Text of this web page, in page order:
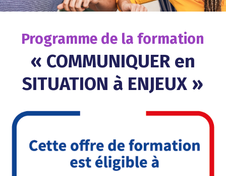
Programme de la formation
« COMMUNIQUER en
SITUATION à ENJEUX »